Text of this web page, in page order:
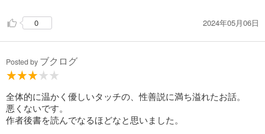
0 2024年05月06日
Posted by ブクログ
全体的に温かく優しいタッチの、性善説に満ち溢れたお話。
悪くないです。
作者後書を読んでなるほどなと思いました。